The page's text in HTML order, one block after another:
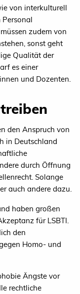
von interkulturell
zudem von
sonst geht
Qualität der
es einer
und Dozenten.
den Anspruch von
in Deutschland
durch Öffnung
Solange
auch andere dazu.
haben großen
für LSBTI.
den
Homo- und
Ängste vor
rechtliche